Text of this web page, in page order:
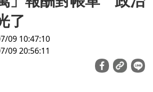
了
09 10:47:10
09 20:56:11